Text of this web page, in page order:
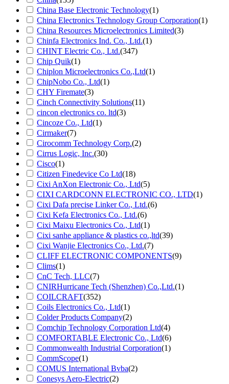
China Base Electronic Technology(1)
China Electronics Technology Group Corporation(1)
China Resources Microelectronics Limited(3)
Chinfa Electronics Ind. Co., Ltd.(1)
CHINT Electric Co., Ltd.(347)
Chip Quik(1)
Chiplon Microelectronics Co.,Ltd(1)
ChipNobo Co., Ltd(1)
CHY Firemate(3)
Cinch Connectivity Solutions(11)
cincon electronics co. ltd(3)
Cincoze Co., Ltd(1)
Cirmaker(7)
Cirocomm Technology Corp.(2)
Cirrus Logic, Inc.(30)
Cisco(1)
Citizen Finedevice Co Ltd(18)
Cixi AnXon Electronic Co., Ltd(5)
CIXI CARDCONN ELECTRONIC CO., LTD(1)
Cixi Dafa precise Linker Co., Ltd.(6)
Cixi Kefa Electronics Co., Ltd.(6)
Cixi Maixu Electronics Co., Ltd(1)
Cixi sanhe appliance & plastics co.,ltd(39)
Cixi Wanjie Electronics Co., Ltd.(7)
CLIFF ELECTRONIC COMPONENTS(9)
Clims(1)
CnC Tech, LLC(7)
CNIRHurricane Tech (Shenzhen) Co.,Ltd.(1)
COILCRAFT(352)
Coils Electronics Co., Ltd(1)
Colder Products Company(2)
Comchip Technology Corporation Ltd(4)
COMFORTABLE Electronic Co., Ltd(6)
Commonwealth Industrial Corporation(1)
CommScope(1)
COMUS International Bvba(2)
Conesys Aero-Electric(2)